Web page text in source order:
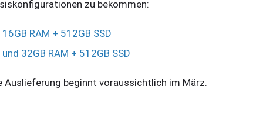
zu bekommen:
16GB RAM + 512GB SSD
und 32GB RAM + 512GB SSD
Auslieferung beginnt voraussichtlich im März.